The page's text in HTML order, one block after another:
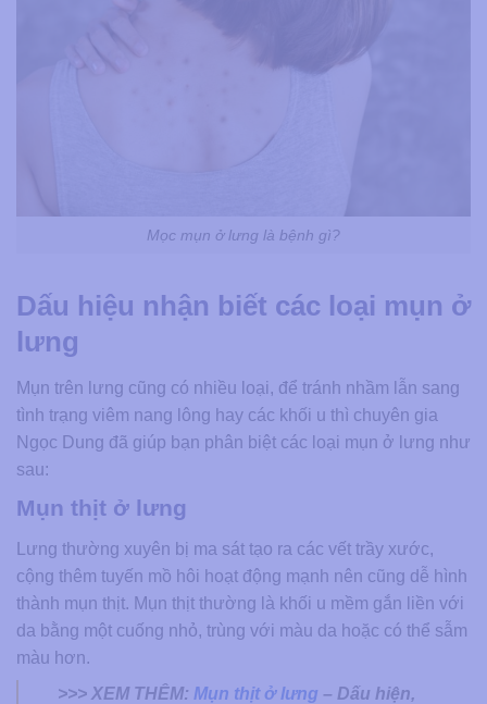
Mọc mụn ở lưng là bệnh gì?
Dấu hiệu nhận biết các loại mụn ở
lưng
Mụn trên lưng cũng có nhiều loại, để tránh nhầm lẫn sang
tình trạng viêm nang lông hay các khối u thì chuyên gia
Ngọc Dung đã giúp bạn phân biệt các loại mụn ở lưng như
sau:
Mụn thịt ở lưng
Lưng thường xuyên bị ma sát tạo ra các vết trầy xước,
cộng thêm tuyến mồ hôi hoạt động mạnh nên cũng dễ hình
thành mụn thịt. Mụn thịt thường là khối u mềm gắn liền với
da bằng một cuống nhỏ, trùng với màu da hoặc có thể sẫm
màu hơn.
>>> XEM THÊM: Mụn thịt ở lưng – Dấu hiện,